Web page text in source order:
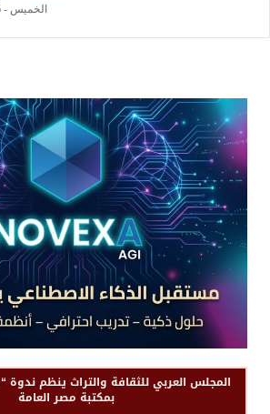
الخميس - 6 أغسطس 2026
المجلس العربي للثقافة والتراث ينظم ندوة
بمكتبة مصر العامة